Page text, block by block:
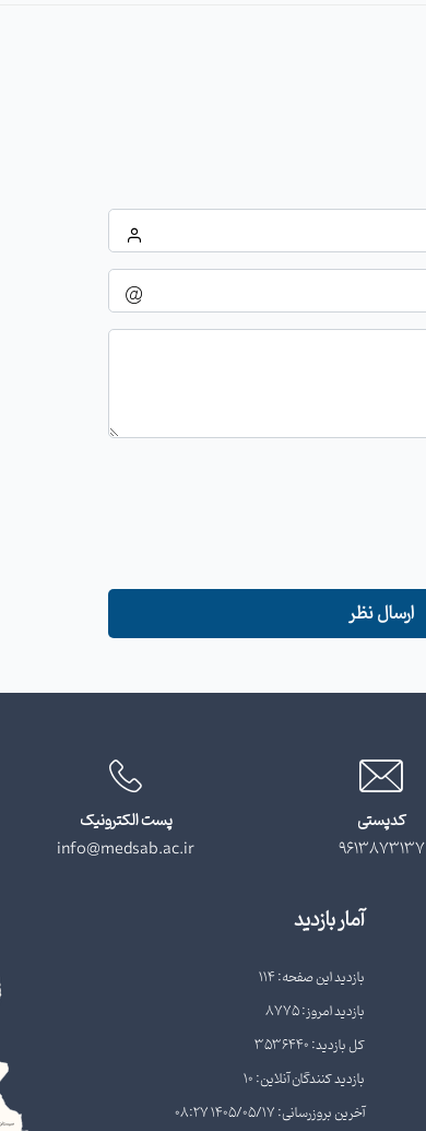
ارسال نظر
کدپستی
9613873137
پست الکترونیک
info@medsab.ac.ir
آمار بازدید
بازدید این صفحه: 114
بازدید امروز: 8775
کل بازدید: 3536440
بازدید کنندگان آنلاین: 10
آخرین بروزرسانی: 1405/05/17 08:27